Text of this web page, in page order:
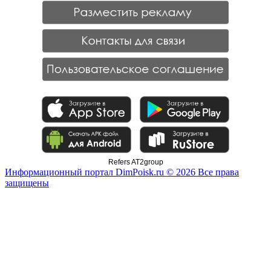
Refers AT2group
Информационный портал DimPoisk.ru © 2026 Все права
защищены